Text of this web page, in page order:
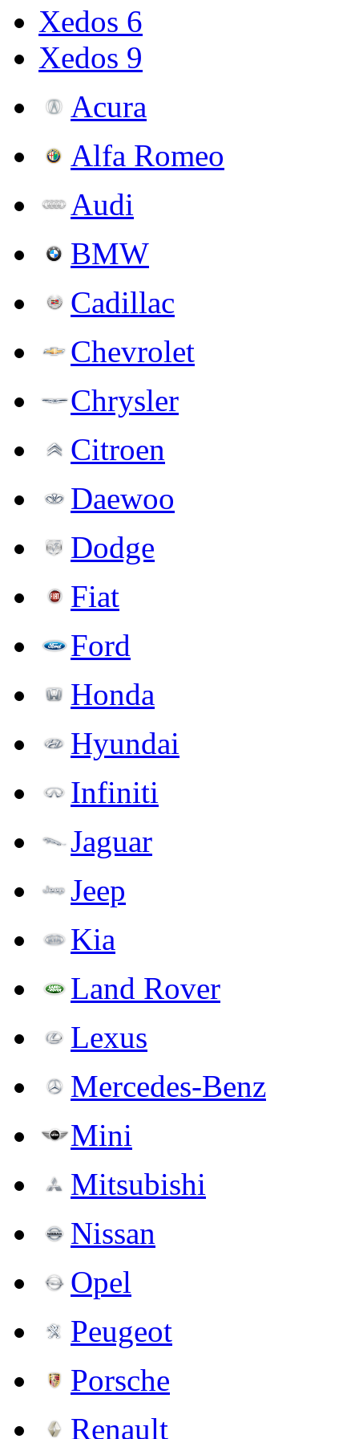
Xedos 6
Xedos 9
Acura
Alfa Romeo
Audi
BMW
Cadillac
Chevrolet
Chrysler
Citroen
Daewoo
Dodge
Fiat
Ford
Honda
Hyundai
Infiniti
Jaguar
Jeep
Kia
Land Rover
Lexus
Mercedes-Benz
Mini
Mitsubishi
Nissan
Opel
Peugeot
Porsche
Renault